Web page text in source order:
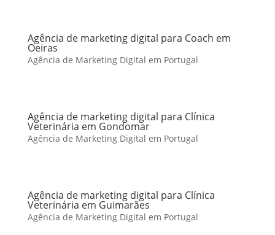
Agência de marketing digital para Coach em
Oeiras
Agência de Marketing Digital em Portugal
Agência de marketing digital para Clínica
Veterinária em Gondomar
Agência de Marketing Digital em Portugal
Agência de marketing digital para Clínica
Veterinária em Guimarães
Agência de Marketing Digital em Portugal